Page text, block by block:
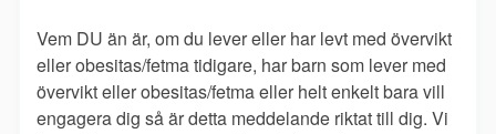
Vem DU än är, om du lever eller har levt med övervikt
eller obesitas/fetma tidigare, har barn som lever med
övervikt eller obesitas/fetma eller helt enkelt bara vill
engagera dig så är detta meddelande riktat till dig. Vi